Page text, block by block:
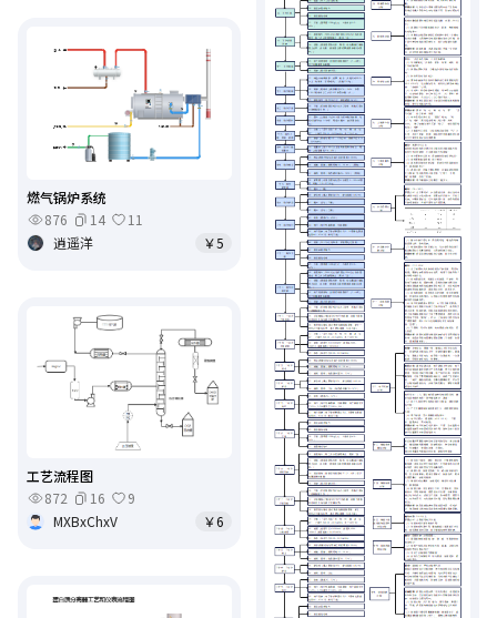
燃气锅炉系统
876
14
11
逍遥洋
￥5
工艺流程图
872
16
9
MXBxChxV
￥6